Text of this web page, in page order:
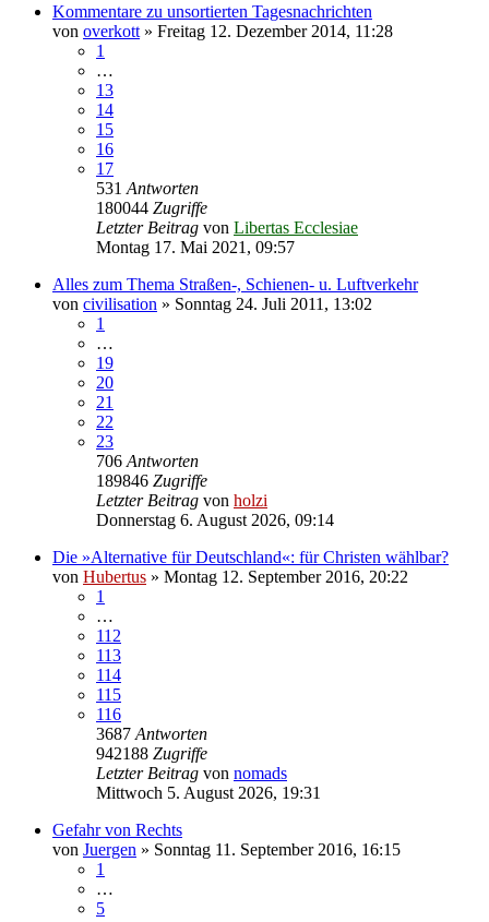
Kommentare zu unsortierten Tagesnachrichten
von overkott » Freitag 12. Dezember 2014, 11:28
1
…
13
14
15
16
17
531 Antworten
180044 Zugriffe
Letzter Beitrag von Libertas Ecclesiae
Montag 17. Mai 2021, 09:57
Alles zum Thema Straßen-, Schienen- u. Luftverkehr
von civilisation » Sonntag 24. Juli 2011, 13:02
1
…
19
20
21
22
23
706 Antworten
189846 Zugriffe
Letzter Beitrag von holzi
Donnerstag 6. August 2026, 09:14
Die »Alternative für Deutschland«: für Christen wählbar?
von Hubertus » Montag 12. September 2016, 20:22
1
…
112
113
114
115
116
3687 Antworten
942188 Zugriffe
Letzter Beitrag von nomads
Mittwoch 5. August 2026, 19:31
Gefahr von Rechts
von Juergen » Sonntag 11. September 2016, 16:15
1
…
5